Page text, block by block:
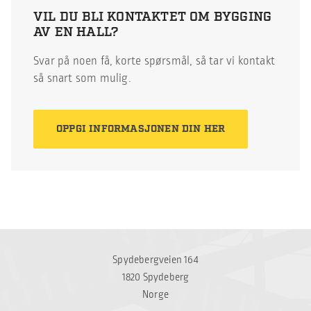
VIL DU BLI KONTAKTET OM BYGGING
AV EN HALL?
Svar på noen få, korte spørsmål, så tar vi kontakt
så snart som mulig.
OPPGI INFORMASJONEN DIN HER
Spydebergveien 164
1820 Spydeberg
Norge